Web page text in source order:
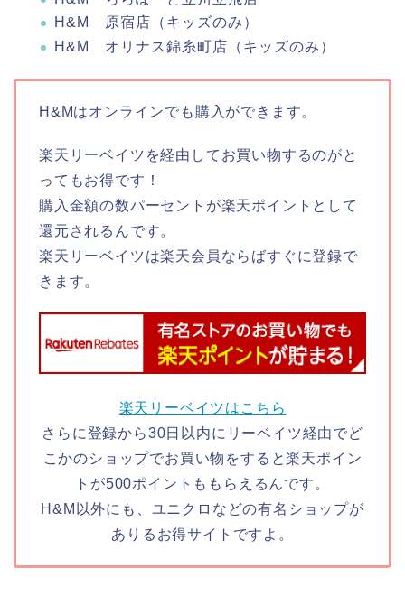
H&M 原宿店（キッズのみ）
H&M オリナス錦糸町店（キッズのみ）
H&Mはオンラインでも購入ができます。
楽天リーベイツを経由してお買い物するのがと
ってもお得です！
購入金額の数パーセントが楽天ポイントとして
還元されるんです。
楽天リーベイツは楽天会員ならばすぐに登録で
きます。
楽天リーベイツはこちら
さらに登録から30日以内にリーベイツ経由でど
こかのショップでお買い物をすると楽天ポイン
トが500ポイントももらえるんです。
H&M以外にも、ユニクロなどの有名ショップが
ありるお得サイトですよ。